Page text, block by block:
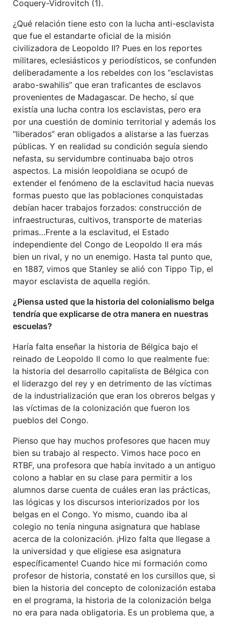
Coquery-Vidrovitch (1).
¿Qué relación tiene esto con la lucha anti-esclavista
que fue el estandarte oficial de la misión
civilizadora de Leopoldo II? Pues en los reportes
militares, eclesiásticos y periodísticos, se confunden
deliberadamente a los rebeldes con los “esclavistas
arabo-swahilis” que eran traficantes de esclavos
provenientes de Madagascar. De hecho, sí que
existía una lucha contra los esclavistas, pero era
por una cuestión de dominio territorial y además los
“liberados” eran obligados a alistarse a las fuerzas
públicas. Y en realidad su condición seguía siendo
nefasta, su servidumbre continuaba bajo otros
aspectos. La misión leopoldiana se ocupó de
extender el fenómeno de la esclavitud hacia nuevas
formas puesto que las poblaciones conquistadas
debían hacer trabajos forzados: construcción de
infraestructuras, cultivos, transporte de materias
primas…Frente a la esclavitud, el Estado
independiente del Congo de Leopoldo II era más
bien un rival, y no un enemigo. Hasta tal punto que,
en 1887, vimos que Stanley se alió con Tippo Tip, el
mayor esclavista de aquella región.
¿Piensa usted que la historia del colonialismo belga
tendría que explicarse de otra manera en nuestras
escuelas?
Haría falta enseñar la historia de Bélgica bajo el
reinado de Leopoldo II como lo que realmente fue:
la historia del desarrollo capitalista de Bélgica con
el liderazgo del rey y en detrimento de las víctimas
de la industrialización que eran los obreros belgas y
las víctimas de la colonización que fueron los
pueblos del Congo.
Pienso que hay muchos profesores que hacen muy
bien su trabajo al respecto. Vimos hace poco en
RTBF, una profesora que había invitado a un antiguo
colono a hablar en su clase para permitir a los
alumnos darse cuenta de cuáles eran las prácticas,
las lógicas y los discursos interiorizados por los
belgas en el Congo. Yo mismo, cuando iba al
colegio no tenía ninguna asignatura que hablase
acerca de la colonización. ¡Hizo falta que llegase a
la universidad y que eligiese esa asignatura
específicamente! Cuando hice mi formación como
profesor de historia, constaté en los cursillos que, si
bien la historia del concepto de colonización estaba
en el programa, la historia de la colonización belga
no era para nada obligatoria. Es un problema que, a